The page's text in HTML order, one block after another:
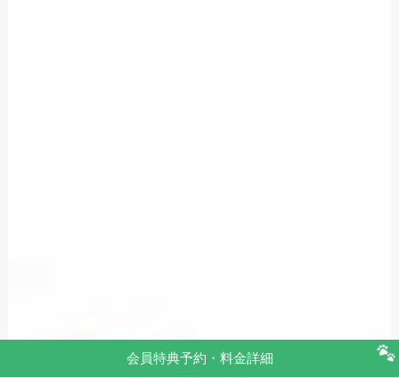
会員特典予約・料金詳細